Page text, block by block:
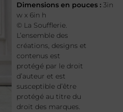
Dimensions en pouces : 3in
w x 6in h
© La Soufflerie.
L’ensemble des
créations, designs et
contenus est
protégé par le droit
d’auteur et est
susceptible d’être
protégé au titre du
droit des marques.